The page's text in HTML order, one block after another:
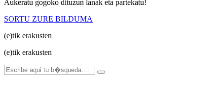
Aukeratu gogoko dituzun lanak eta partekatu!
SORTU ZURE BILDUMA
(e)tik erakusten
(e)tik erakusten